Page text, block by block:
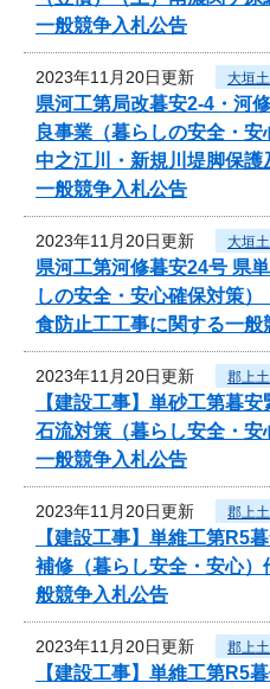
一般競争入札公告
2023年11月20日更新 大垣
県河工第局改暮安2-4・河
良事業（暮らしの安全・
中之江川・新規川堤脚保
一般競争入札公告
2023年11月20日更新 大垣
県河工第河修暮安24号 県
しの安全・安心確保対策
食防止工工事に関する一般
2023年11月20日更新 郡上
【建設工事】単砂工第暮
石流対策（暮らし安全・
一般競争入札公告
2023年11月20日更新 郡上
【建設工事】単維工第R5
補修（暮らし安全・安心
般競争入札公告
2023年11月20日更新 郡上
【建設工事】単維工第R5